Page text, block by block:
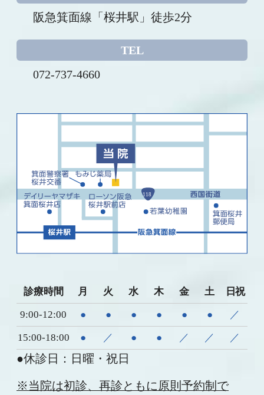
阪急箕面線 「桜井駅」徒歩2分
TEL
072-737-4660
診療時間 月 火 水 木 金 土 日祝
9:00-12:00 ● ● ● ● ● ● ／
15:00-18:00 ● ／ ● ● ／ ／ ／
●休診日：日曜・祝日
※当院は初診、再診ともに原則予約制で